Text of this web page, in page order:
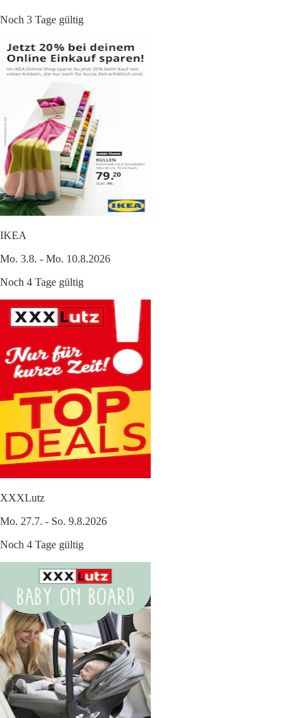
Noch 3 Tage gültig
IKEA
Mo. 3.8. - Mo. 10.8.2026
Noch 4 Tage gültig
XXXLutz
Mo. 27.7. - So. 9.8.2026
Noch 4 Tage gültig